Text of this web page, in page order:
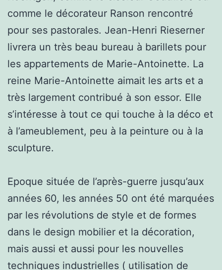
comme le décorateur Ranson rencontré
pour ses pastorales. Jean-Henri Rieserner
livrera un très beau bureau à barillets pour
les appartements de Marie-Antoinette. La
reine Marie-Antoinette aimait les arts et a
très largement contribué à son essor. Elle
s’intéresse à tout ce qui touche à la déco et
à l’ameublement, peu à la peinture ou à la
sculpture.
Epoque située de l’après-guerre jusqu’aux
années 60, les années 50 ont été marquées
par les révolutions de style et de formes
dans le design mobilier et la décoration,
mais aussi et aussi pour les nouvelles
techniques industrielles ( utilisation de